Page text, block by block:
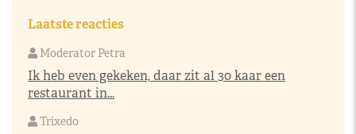
Laatste reacties
Moderator Petra
Ik heb even gekeken, daar zit al 30 kaar een
restaurant in...
Trixedo